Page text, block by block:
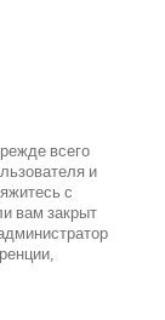
всего
и
с
вам закрыт